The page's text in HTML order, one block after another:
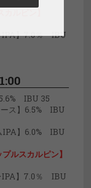
IPA】7.0％ IBU
IBU 35
ス】6.5% IBU
IPA】6.0% IBU
ルスカルピン】
IPA】7.0％ IBU